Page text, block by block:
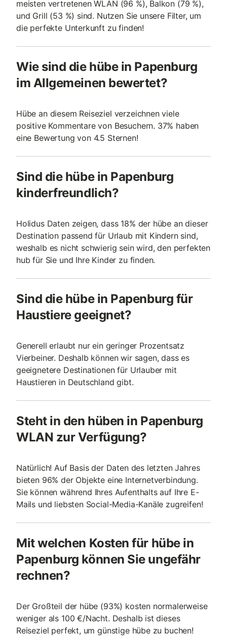
meisten vertretenen WLAN (96 %), Balkon (79 %),
und Grill (53 %) sind. Nutzen Sie unsere Filter, um
die perfekte Unterkunft zu finden!
Wie sind die hübe in Papenburg
im Allgemeinen bewertet?
Hübe an diesem Reiseziel verzeichnen viele
positive Kommentare von Besuchern. 37% haben
eine Bewertung von 4.5 Sternen!
Sind die hübe in Papenburg
kinderfreundlich?
Holidus Daten zeigen, dass 18% der hübe an dieser
Destination passend für Urlaub mit Kindern sind,
weshalb es nicht schwierig sein wird, den perfekten
hub für Sie und Ihre Kinder zu finden.
Sind die hübe in Papenburg für
Haustiere geeignet?
Generell erlaubt nur ein geringer Prozentsatz
Vierbeiner. Deshalb können wir sagen, dass es
geeignetere Destinationen für Urlauber mit
Haustieren in Deutschland gibt.
Steht in den hüben in Papenburg
WLAN zur Verfügung?
Natürlich! Auf Basis der Daten des letzten Jahres
bieten 96% der Objekte eine Internetverbindung.
Sie können während Ihres Aufenthalts auf Ihre E-
Mails und liebsten Social-Media-Kanäle zugreifen!
Mit welchen Kosten für hübe in
Papenburg können Sie ungefähr
rechnen?
Der Großteil der hübe (93%) kosten normalerweise
weniger als 100 €/Nacht. Deshalb ist dieses
Reiseziel perfekt, um günstige hübe zu buchen!